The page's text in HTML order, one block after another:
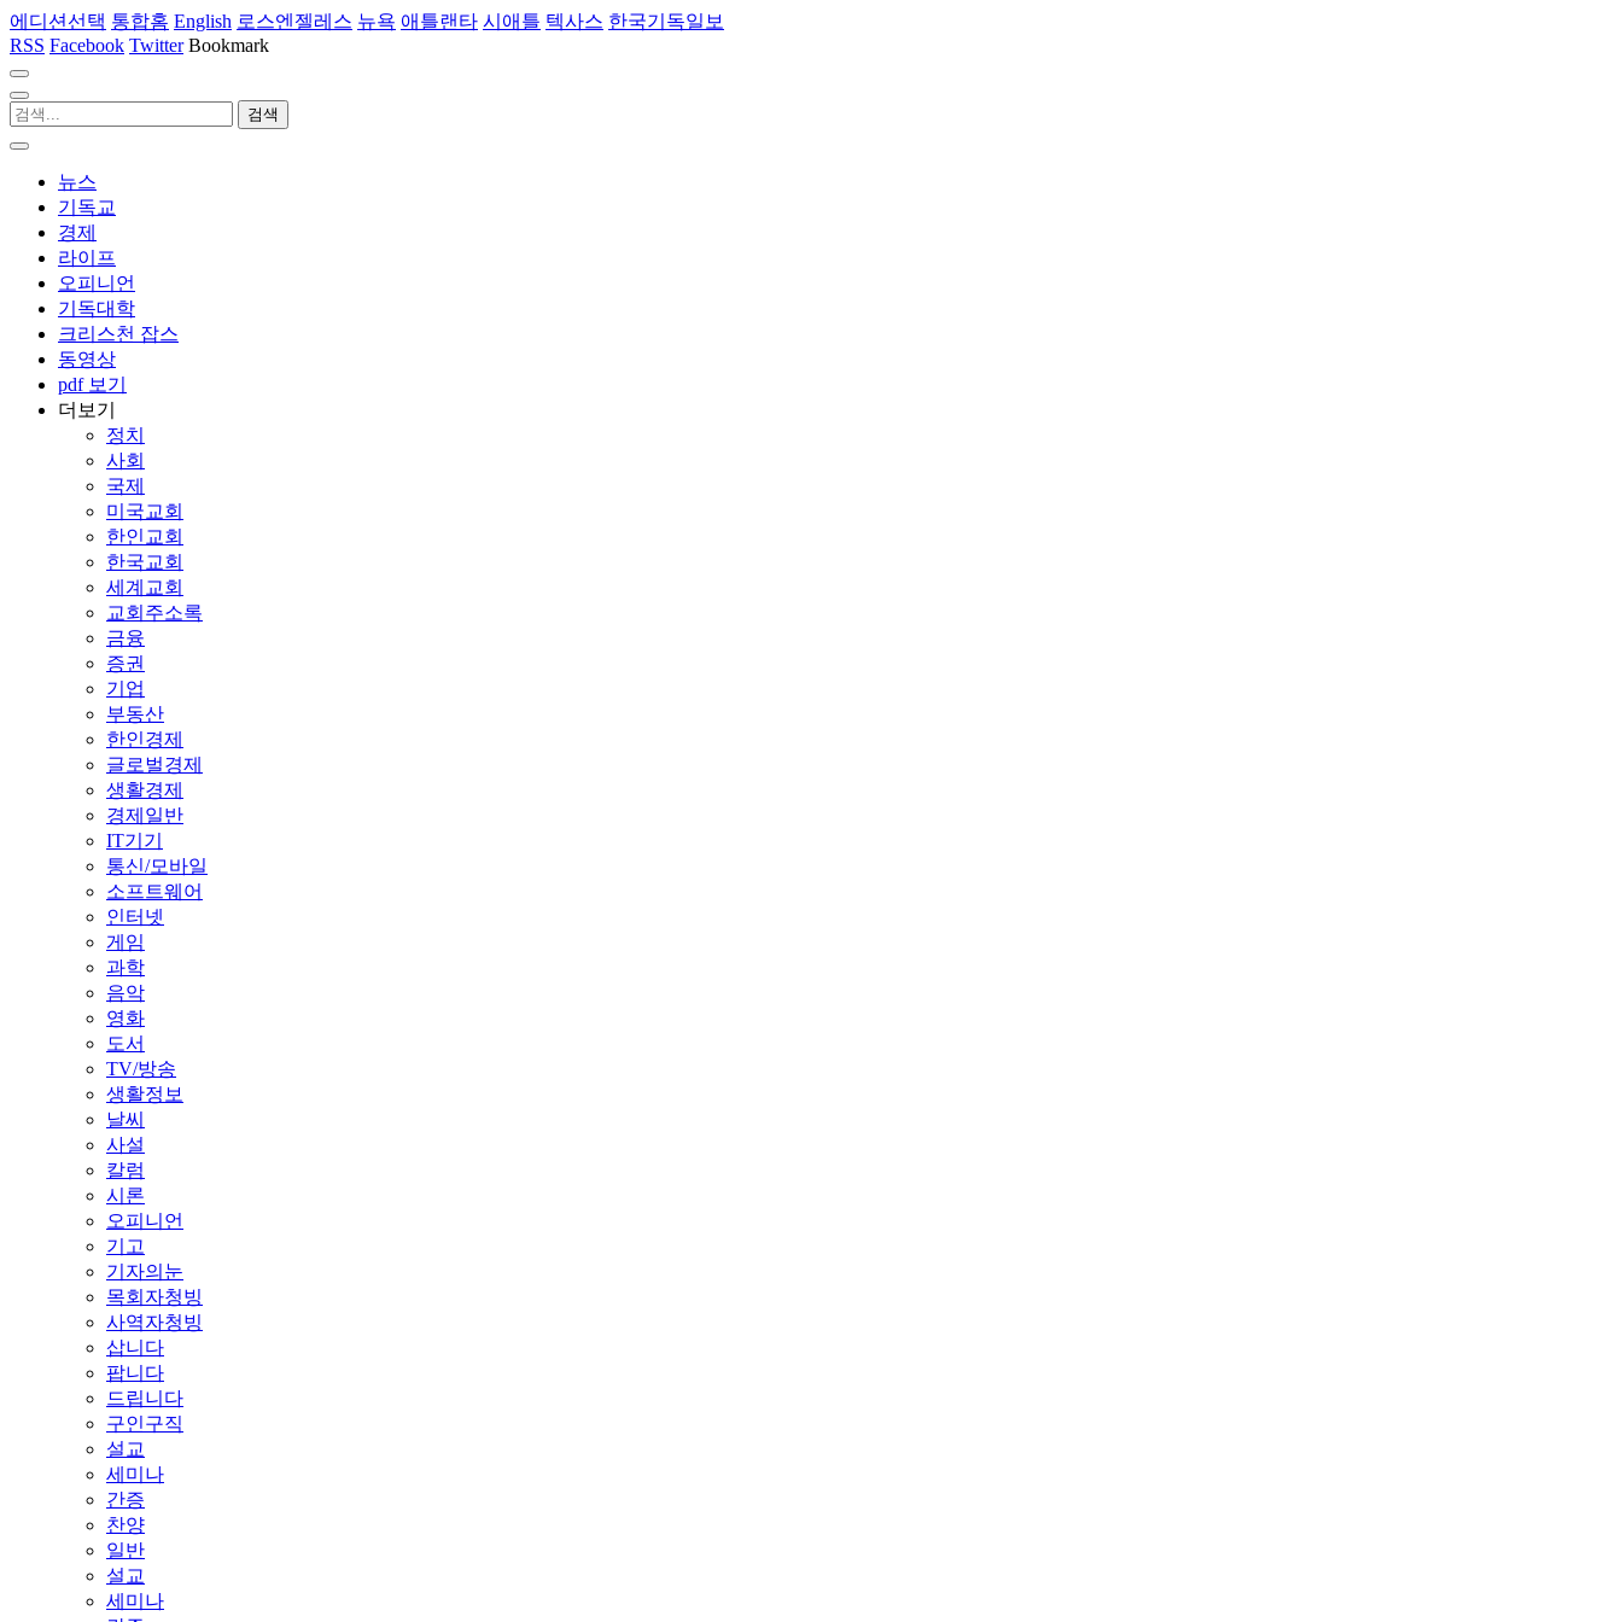
에디션선택 통합홈 English 로스엔젤레스 뉴욕 애틀랜타 시애틀 텍사스 한국기독일보
RSS Facebook Twitter Bookmark
뉴스
기독교
경제
라이프
오피니언
기독대학
크리스천 잡스
동영상
pdf 보기
더보기
정치
사회
국제
미국교회
한인교회
한국교회
세계교회
교회주소록
금융
증권
기업
부동산
한인경제
글로벌경제
생활경제
경제일반
IT기기
통신/모바일
소프트웨어
인터넷
게임
과학
음악
영화
도서
TV/방송
생활정보
날씨
사설
칼럼
시론
오피니언
기고
기자의눈
목회자청빙
사역자청빙
삽니다
팝니다
드립니다
구인구직
설교
세미나
간증
찬양
일반
설교
세미나